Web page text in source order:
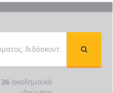
26 ακαδημαϊκά